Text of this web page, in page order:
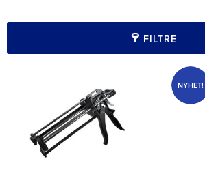
FILTRE
NYHET!